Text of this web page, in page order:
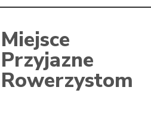
Miejsce
Przyjazne
Rowerzystom